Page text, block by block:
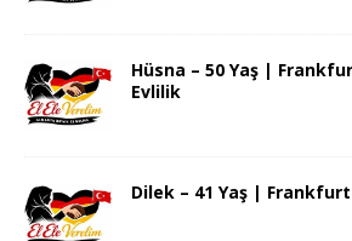
Hüsna – 50 Yaş |
Evlilik
Dilek – 41 Yaş |